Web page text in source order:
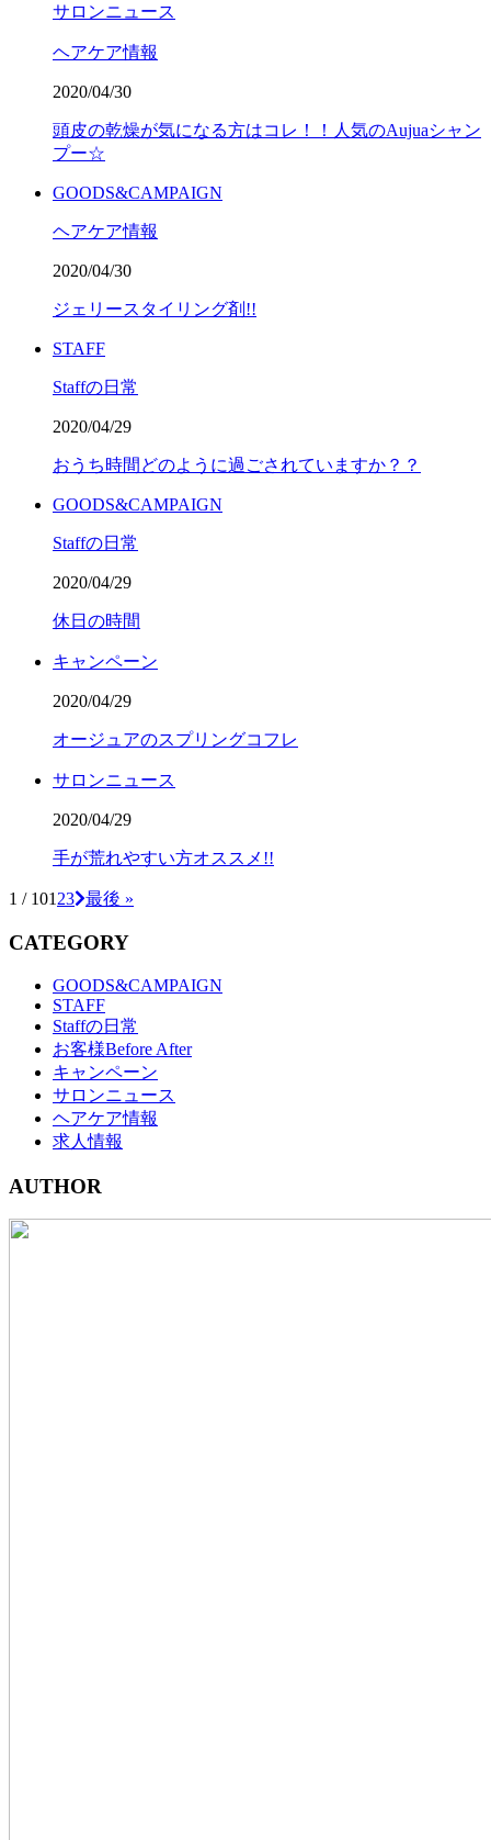
サロンニュース
ヘアケア情報
2020/04/30
頭皮の乾燥が気になる方はコレ！！人気のAujuaシャン
プー☆
GOODS&CAMPAIGN
ヘアケア情報
2020/04/30
ジェリースタイリング剤!!
STAFF
Staffの日常
2020/04/29
おうち時間どのように過ごされていますか？？
GOODS&CAMPAIGN
Staffの日常
2020/04/29
休日の時間
キャンペーン
2020/04/29
オージュアのスプリングコフレ
サロンニュース
2020/04/29
手が荒れやすい方オススメ!!
1 / 101 23 最後 »
CATEGORY
GOODS&CAMPAIGN
STAFF
Staffの日常
お客様Before After
キャンペーン
サロンニュース
ヘアケア情報
求人情報
AUTHOR